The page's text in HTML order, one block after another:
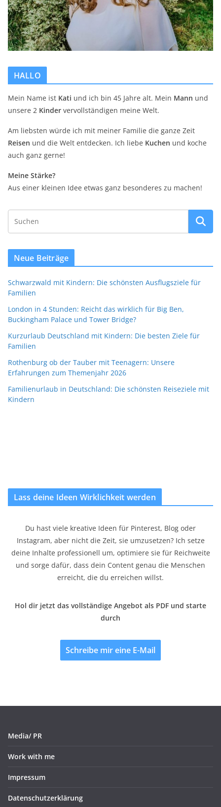
HALLO
Mein Name ist Kati und ich bin 45 Jahre alt. Mein Mann und
unsere 2 Kinder vervollständigen meine Welt.
Am liebsten würde ich mit meiner Familie die ganze Zeit
Reisen und die Welt entdecken. Ich liebe Kuchen und koche
auch ganz gerne!
Meine Stärke?
Aus einer kleinen Idee etwas ganz besonderes zu machen!
Neue Beiträge
Schwarzwald mit Kindern: Die schönsten Ausflugsziele für
Familien
London in 4 Stunden: Reicht das wirklich für Big Ben,
Buckingham Palace und Tower Bridge?
Kurzurlaub Deutschland mit Kindern: Die besten Ziele für
Familien
Rothenburg ob der Tauber mit Teenagern: Unsere
Erfahrungen zum Themenjahr 2026
Familienurlaub in Deutschland: Die schönsten Reiseziele mit
Kindern
Lass deine Ideen Wirklichkeit werden
Du hast viele kreative Ideen für Pinterest, Blog oder
Instagram, aber nicht die Zeit, sie umzusetzen? Ich setze
deine Inhalte professionell um, optimiere sie für Reichweite
und sorge dafür, dass dein Content genau die Menschen
erreicht, die du erreichen willst.
Hol dir jetzt das vollständige Angebot als PDF und starte
durch
Schreibe mir eine E-Mail
Media/ PR
Work with me
Impressum
Datenschutzerklärung